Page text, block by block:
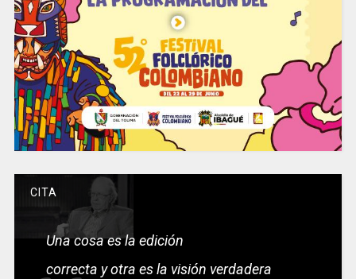
CITA
Una cosa es la edición
correcta y otra es la visión verdadera